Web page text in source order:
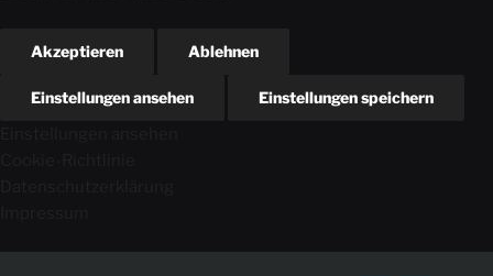
Akzeptieren Ablehnen
Einstellungen ansehen Einstellungen speichern